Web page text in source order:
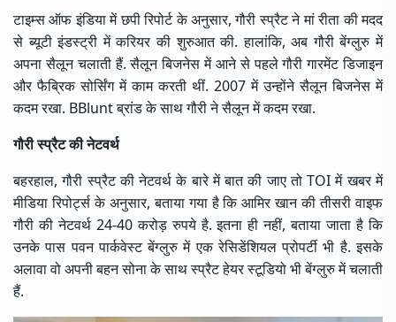
टाइम्स ऑफ इंडिया में छपी रिपोर्ट के अनुसार, गौरी स्प्रैट ने मां रीता की मदद
से ब्यूटी इंडस्ट्री में करियर की शुरुआत की. हालांकि, अब गौरी बेंग्लुरु में
अपना सैलून चलाती हैं. सैलून बिजनेस में आने से पहले गौरी गारमेंट डिजाइन
और फैब्रिक सोर्सिंग में काम करती थीं. 2007 में उन्होंने सैलून बिजनेस में
कदम रखा. BBlunt ब्रांड के साथ गौरी ने सैलून में कदम रखा.
गौरी स्प्रैट की नेटवर्थ
बहरहाल, गौरी स्प्रैट की नेटवर्थ के बारे में बात की जाए तो TOI में खबर में
मीडिया रिपोर्ट्स के अनुसार, बताया गया है कि आमिर खान की तीसरी वाइफ
गौरी की नेटवर्थ 24-40 करोड़ रुपये है. इतना ही नहीं, बताया जाता है कि
उनके पास पवन पार्कवेस्ट बेंग्लुरु में एक रेसिडेंशियल प्रोपर्टी भी है. इसके
अलावा वो अपनी बहन सोना के साथ स्प्रैट हेयर स्टूडियो भी बेंग्लुरु में चलाती
हैं.